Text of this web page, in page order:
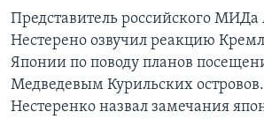
Представитель российского
Нестерено озвучил реакцию
Японии по поводу планов
Медведевым Курильских
Нестеренко назвал замечания